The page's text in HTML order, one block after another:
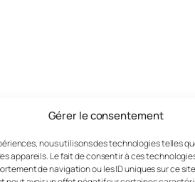
Gérer le consentement
nous utilisons des technologies telles
appareils. Le fait de consentir à ces
de navigation ou les ID uniques sur ce